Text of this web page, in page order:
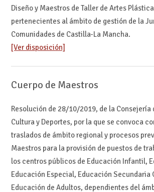
Diseño y Maestros de Taller de Artes
pertenecientes al ámbito de gestión de la
Comunidades de Castilla-La Mancha.
[Ver disposición]
Cuerpo de Maestros
Resolución de 28/10/2019, de la Consejería
Cultura y Deportes, por la que se convoca
traslados de ámbito regional y procesos
Maestros para la provisión de puestos de
los centros públicos de Educación Infantil,
Educación Especial, Educación Secundaria
Educación de Adultos, dependientes del